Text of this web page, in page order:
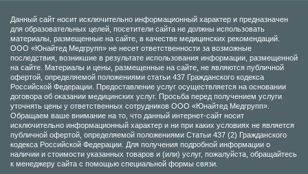
Данный сайт носит исключительно информационный характер и предназначен
для образовательных целей, посетители сайта не должны использовать
материалы, размещенные на сайте, в качестве медицинских рекомендаций.
ООО «Юнайтед Медгрупп» не несет ответственности за возможные
последствия, возникшие в результате использования информации, размещенной
на сайте. Материалы и цены, размещенные на сайте, не являются публичной
офертой, определяемой положениями статьи 437 Гражданского кодекса
Российской Федерации. Предоставление услуг осуществляется на основании
договора об оказании медицинских услуг. Просьба перед получением услуги
уточнять цены у ответственных сотрудников ООО «Юнайтед Медгрупп».
Обращаем ваше внимание на то, что данный интернет-сайт носит
исключительно информационный характер и ни при каких условиях не является
публичной офертой, определяемой положениями Статьи 437 (2) Гражданского
кодекса Российской Федерации. Для получения подробной информации о
наличии и стоимости указанных товаров и (или) услуг, пожалуйста, обращайтесь
к менеджеру сайта с помощью специальной формы связи.